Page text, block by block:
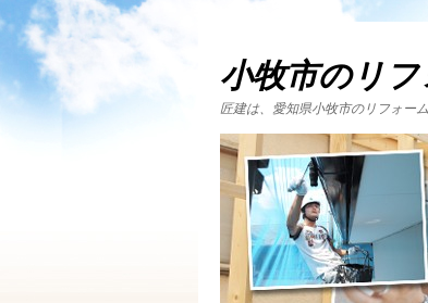
小牧市のリ
匠建は、愛知県小牧市のリフォーム